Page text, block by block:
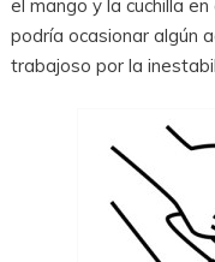
el mango y la cuchilla
podría ocasionar algún
trabajoso por la